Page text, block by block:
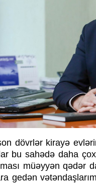
dövrlər kirayə
bu sahədə daha
müəyyən qədər
gedən